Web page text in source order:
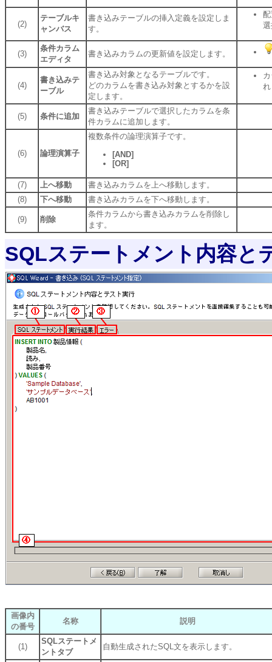
(2)
テーブルキ
ャンバス
書き込みテーブルの挿入定義を設定しま
す。
(3)
条件カラム
エディタ
書き込みカラムの更新値を設定します。
(4)
書き込みテ
ーブル
書き込み対象となるテーブルです。
どのカラムを書き込み対象とするかを設
定します。
(5) 条件に追加
書き込みテーブルで選択したカラムを条
件カラムに追加します。
(6) 論理演算子
複数条件の論理演算子です。
[AND]
[OR]
(7) 上へ移動
書き込みカラムを上へ移動します。
(8)
下へ移動 書き込みカラムを下へ移動します。
(9) 削除
条件カラムから書き込みカラムを削除し
ます。
SQLステートメント内容と
画像内
の番号
名称 説明
(1)
SQLステートメ
ントタブ
自動生成されたSQL文を表示します。